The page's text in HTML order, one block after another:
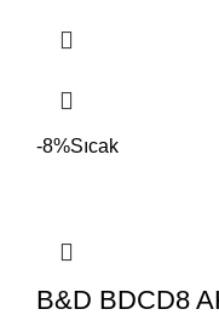
-8%Sıcak
B&D BDCD8